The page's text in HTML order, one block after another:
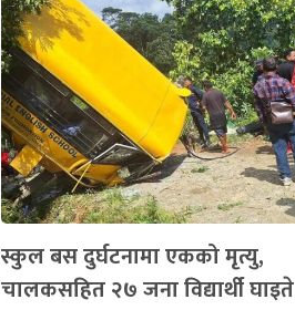
स्कुल बस दुर्घटनामा एकको मृत्यु,
चालकसहित २७ जना विद्यार्थी घाइते